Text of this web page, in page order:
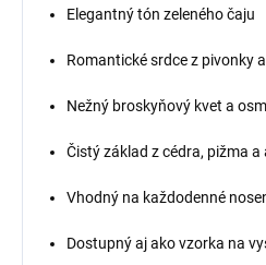
Elegantný tón zeleného čaju
Romantické srdce z pivonky
Nežný broskyňový kvet a
Čistý základ z cédra, pižma a
Vhodný na každodenné
Dostupný aj ako vzorka na